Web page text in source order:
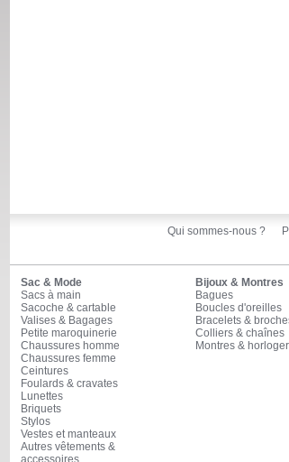
Qui sommes-nous ?
Sac & Mode
Sacs à main
Sacoche & cartable
Valises & Bagages
Petite maroquinerie
Chaussures homme
Chaussures femme
Ceintures
Foulards & cravates
Lunettes
Briquets
Stylos
Vestes et manteaux
Autres vêtements &
accessoires
Bijoux & Montres
Bagues
Boucles d'oreilles
Bracelets &
Colliers & chaînes
Montres &